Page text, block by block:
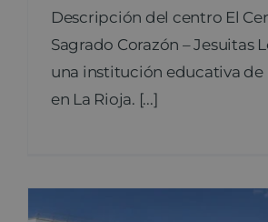
Descripción del centro El
Sagrado Corazón – Jesuitas
una institución educativa de
en La Rioja. [...]